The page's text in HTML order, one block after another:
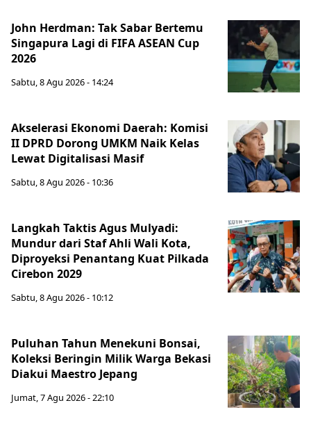
John Herdman: Tak Sabar Bertemu
Singapura Lagi di FIFA ASEAN Cup
2026
Sabtu, 8 Agu 2026 - 14:24
Akselerasi Ekonomi Daerah: Komisi
II DPRD Dorong UMKM Naik Kelas
Lewat Digitalisasi Masif
Sabtu, 8 Agu 2026 - 10:36
Langkah Taktis Agus Mulyadi:
Mundur dari Staf Ahli Wali Kota,
Diproyeksi Penantang Kuat Pilkada
Cirebon 2029
Sabtu, 8 Agu 2026 - 10:12
Puluhan Tahun Menekuni Bonsai,
Koleksi Beringin Milik Warga Bekasi
Diakui Maestro Jepang
Jumat, 7 Agu 2026 - 22:10